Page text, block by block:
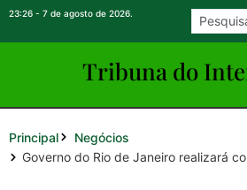
23:26 - 7 de agosto de 2026.
Tribuna do Inte
Principal
Negócios
Governo do Rio de Janeiro realizará